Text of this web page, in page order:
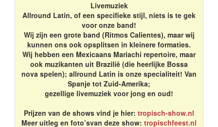
Livemuziek
Allround Latin, of een specifieke stijl, niets is te gek
voor onze band!
Wij zijn een grote band (Ritmos Calientes), maar wij
kunnen ons ook opsplitsen in kleinere formaties.
Wij hebben een Mexicaans Mariachi repertoire, maar
ook muzikanten uit Brazilië (die heerlijke Bossa
nova spelen); allround Latin is onze specialiteit! Van
Spanje tot Zuid-Amerika;
gezellige livemuziek voor jong en oud!
Prijzen van de shows vind je hier: tropisch-show.nl
Meer uitleg en foto’svan deze show: tropischfeest.nl